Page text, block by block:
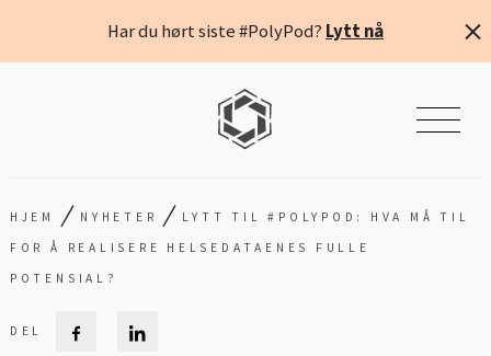
Har du hørt siste #PolyPod? Lytt nå
HJEM / NYHETER / LYTT TIL #POLYPOD: HVA MÅ TIL
FOR Å REALISERE HELSEDATAENES FULLE
POTENSIAL?